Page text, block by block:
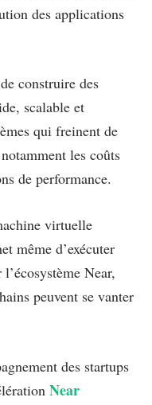
des applications
construire des
scalable et
qui freinent de
les coûts
de performance.
virtuelle
même d’exécuter
Near,
peuvent se vanter
des startups
Near